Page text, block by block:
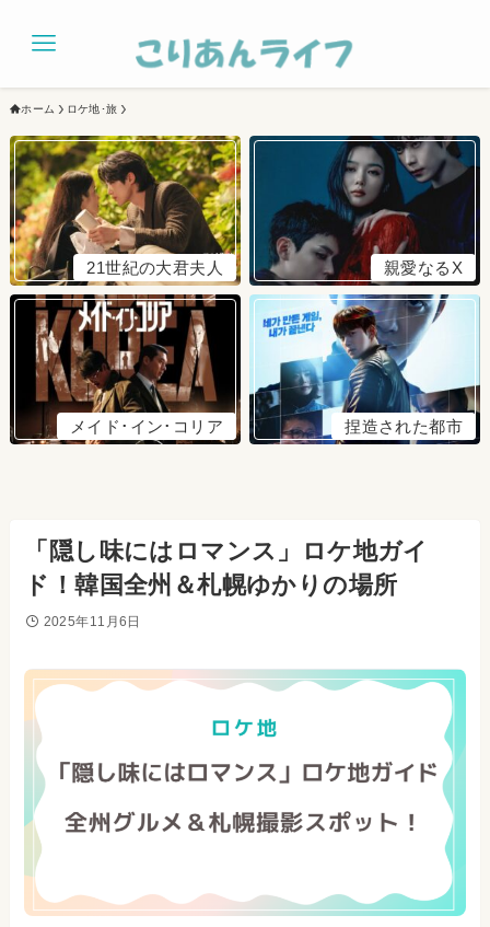
ホーム ロケ地･旅
21世紀の大君夫人 親愛なるX
メイド･イン･コリア 捏造された都市
「隠し味にはロマンス」ロケ地ガイ
ド！韓国全州＆札幌ゆかりの場所
2025年11月6日